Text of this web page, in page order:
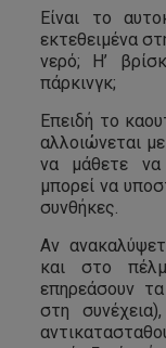
Είναι το
εκτεθειμένα
νερό; Η’
πάρκινγκ;
Επειδή το
αλλοιώνεται
να μάθετε να
μπορεί να
συνθήκες.
Αν
και στο
επηρεάσουν
στη